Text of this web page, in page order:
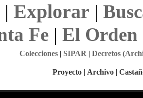
| Explorar |
Fe| El Orden
Colecciones| SIPAR | Decretos
Proyecto | Archivo |